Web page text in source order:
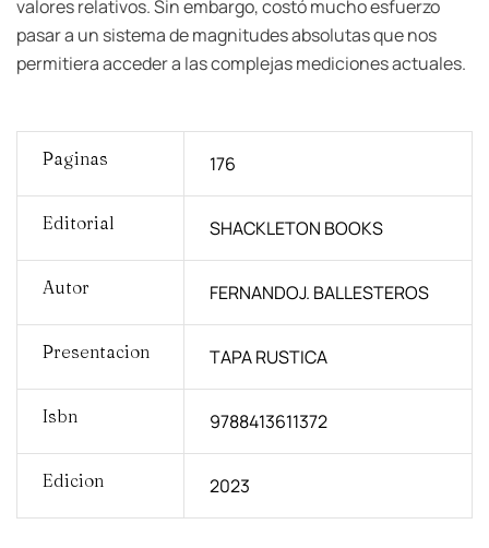
valores relativos. Sin embargo, costó mucho esfuerzo
pasar a un sistema de magnitudes absolutas que nos
permitiera acceder a las complejas mediciones actuales.
Paginas 176
Editorial SHACKLETON BOOKS
Autor FERNANDOJ. BALLESTEROS
Presentacion TAPA RUSTICA
Isbn 9788413611372
Edicion 2023